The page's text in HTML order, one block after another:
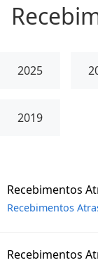
2025
2019
Recebimentos
Recebimentos
Recebimentos